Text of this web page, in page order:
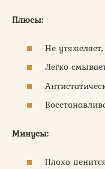
Плюсы:
Не
Легко
Минусы:
Плохо